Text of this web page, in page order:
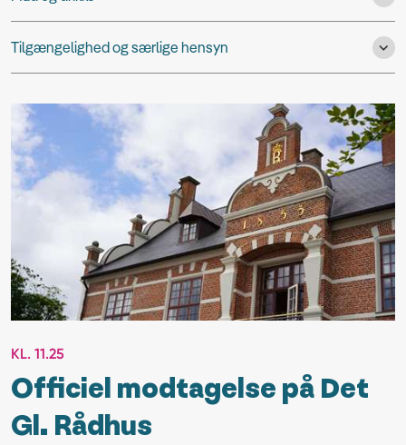
Tilgængelighed og særlige hensyn
KL. 11.25
Officiel modtagelse på Det
Gl. Rådhus